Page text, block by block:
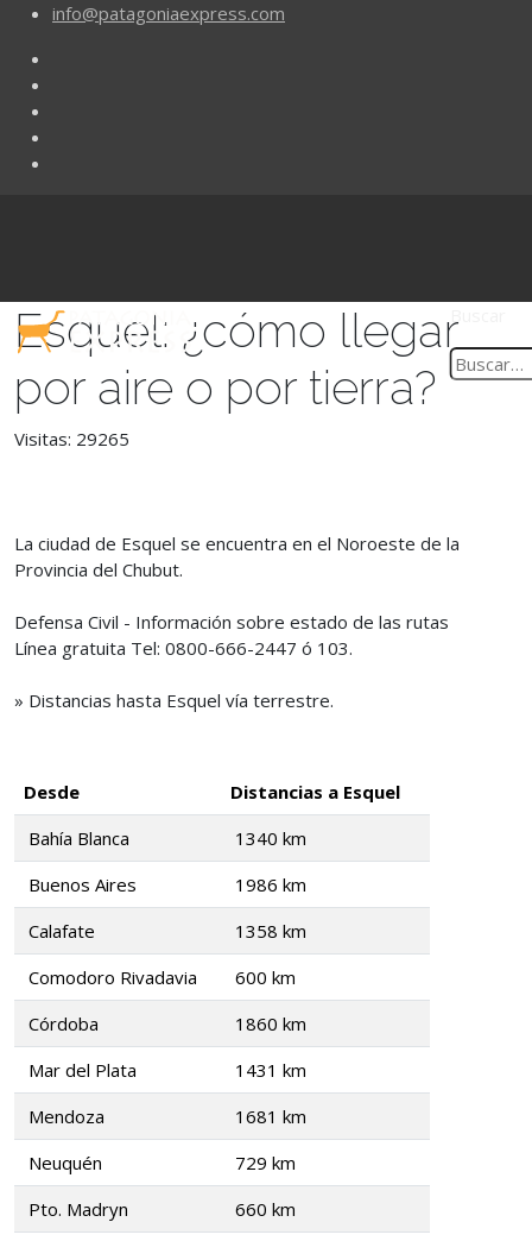
info@patagoniaexpress.com
Esquel: ¿cómo llegar
por aire o por tierra?
Visitas: 29265
La ciudad de Esquel se encuentra en el Noroeste de la
Provincia del Chubut.
Defensa Civil - Información sobre estado de las rutas
Línea gratuita Tel: 0800-666-2447 ó 103.
» Distancias hasta Esquel vía terrestre.
Desde
Distancias a Esquel
Bahía Blanca
1340 km
Buenos Aires
1986 km
Calafate
1358 km
Comodoro Rivadavia
600 km
Córdoba
1860 km
Mar del Plata
1431 km
Mendoza
1681 km
Neuquén
729 km
Pto. Madryn
660 km